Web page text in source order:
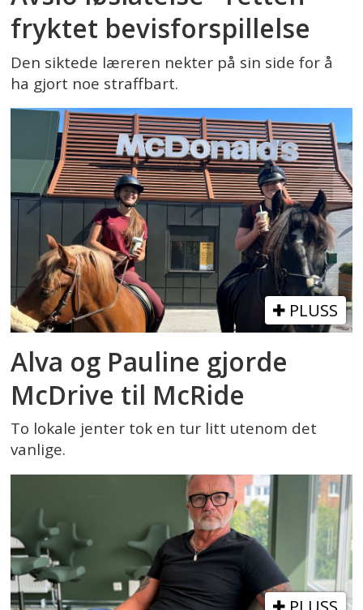
fryktet bevisforspillelse
Den siktede læreren nekter på sin side for å
ha gjort noe straffbart.
PLUSS
Alva og Pauline gjorde
McDrive til McRide
To lokale jenter tok en tur litt utenom det
vanlige.